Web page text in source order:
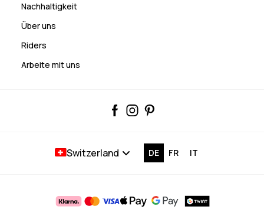
Nachhaltigkeit
Über uns
Riders
Arbeite mit uns
DE FR IT
Switzerland